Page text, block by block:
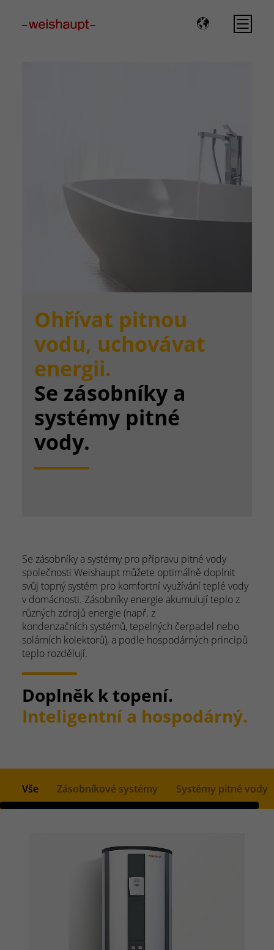
Ohřívat pitnou
vodu, uchovávat
energii.
Se zásobníky a
systémy pitné
vody.
Se zásobníky a systémy pro přípravu pitné vody
společnosti Weishaupt můžete optimálně doplnit
svůj topný systém pro komfortní využívání teplé vody
v domácnosti. Zásobníky energie akumulují teplo z
různých zdrojů energie (např. z
kondenzačních systémů, tepelných čerpadel nebo
solárních kolektorů), a podle hospodárných principů
teplo rozdělují.
Doplněk k topení.
Inteligentní a hospodárný.
Vše Zásobníkové systémy Systémy pitné vody